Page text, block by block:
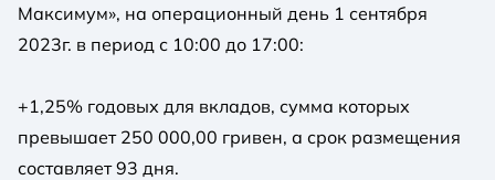
Максимум», на операционный день 1 сентября
2023г. в период с 10:00 до 17:00:
+1,25% годовых для вкладов, сумма которых
превышает 250 000,00 гривен, а срок размещения
составляет 93 дня.